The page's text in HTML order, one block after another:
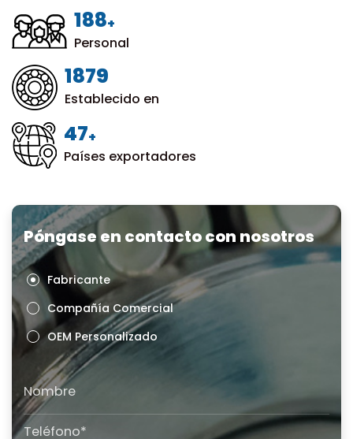
200+
Personal
1999
Establecido en
50+
Países exportadores
Póngase en contacto con nosotros
Fabricante
Compañía Comercial
OEM Personalizado